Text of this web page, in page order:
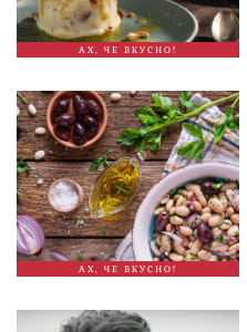
АХ, ЧЕ ВКУСНО!
АХ, ЧЕ ВКУСНО!